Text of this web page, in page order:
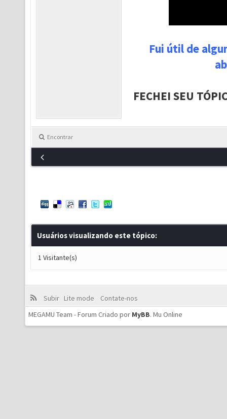
Fui útil de
FECHEI SEU
Encontrar
Usuários visualizando este tópico:
1 Visitante(s)
Subir Lite mode
Contate-nos
MEGAMU Team - Forum Criado por MyBB. Mu Online